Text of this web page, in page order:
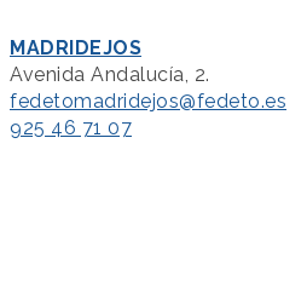
MADRIDEJOS
Avenida Andalucía, 2.
fedetomadridejos@fedeto.es
925 46 71 07